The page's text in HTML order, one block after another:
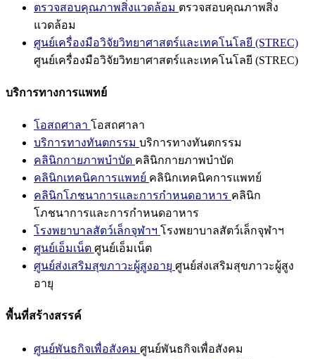
ตรวจสอบคุณภาพสิ่งแวดล้อม ตรวจสอบคุณภาพสิ่ง
แวดล้อม
ศูนย์เครื่องมือวิจัยวิทยาศาสตร์และเทคโนโลยี (STREC)
ศูนย์เครื่องมือวิจัยวิทยาศาสตร์และเทคโนโลยี (STREC)
บริการทางการแพทย์
โอสถศาลา โอสถศาลา
บริการทางทันตกรรม บริการทางทันตกรรม
คลินิกกายภาพบำบัด คลินิกกายภาพบำบัด
คลินิกเทคนิคการแพทย์ คลินิกเทคนิคการแพทย์
คลินิกโภชนาการและการกำหนดอาหาร คลินิก
โภชนาการและการกำหนดอาหาร
โรงพยาบาลสัตว์เล็กจุฬาฯ โรงพยาบาลสัตว์เล็กจุฬาฯ
ศูนย์เอ็มเน็ต ศูนย์เอ็มเน็ต
ศูนย์ส่งเสริมสุขภาวะผู้สูงอายุ ศูนย์ส่งเสริมสุขภาวะผู้สูง
อายุ
พื้นที่สร้างสรรค์
ศูนย์พันธกิจเพื่อสังคม ศูนย์พันธกิจเพื่อสังคม